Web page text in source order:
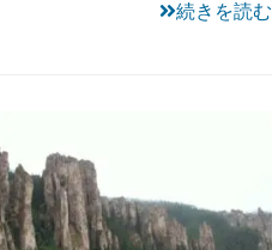
続きを読む